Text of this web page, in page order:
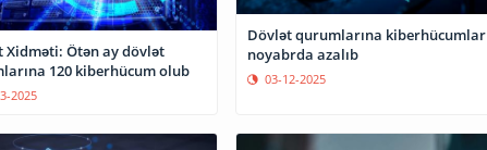
Xidməti: Ötən ay dövlət
120 kiberhücum olub
2025
Dövlət qurumlarına kiberhücumlar
noyabrda azalıb
03-12-2025